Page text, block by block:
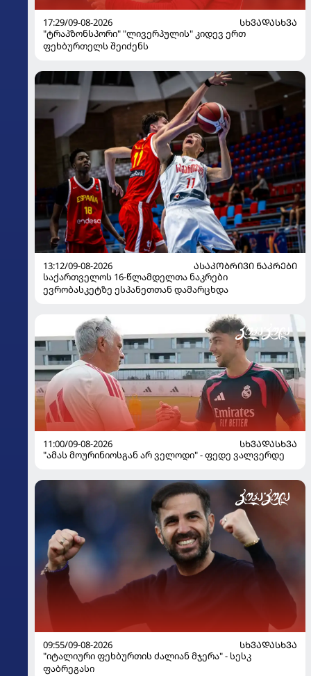
17:29/09-08-2026
ᲡᲮᲕᲐᲓᲐᲡᲮᲕᲐ
"ტრაპზონსპორი" "ლივერპულის" კიდევ ერთ
ფეხბურთელს შეიძენს
13:12/09-08-2026
ᲐᲡᲐᲙᲝᲑᲠᲘᲕᲘ ᲜᲐᲙᲠᲔᲑᲘ
საქართველოს 16-წლამდელთა ნაკრები
ევრობასკეტზე ესპანეთთან დამარცხდა
11:00/09-08-2026
ᲡᲮᲕᲐᲓᲐᲡᲮᲕᲐ
"ამას მოურინიოსგან არ ველოდი" - ფედე ვალვერდე
09:55/09-08-2026
ᲡᲮᲕᲐᲓᲐᲡᲮᲕᲐ
"იტალიური ფეხბურთის ძალიან მჯერა" - სესკ
ფაბრეგასი